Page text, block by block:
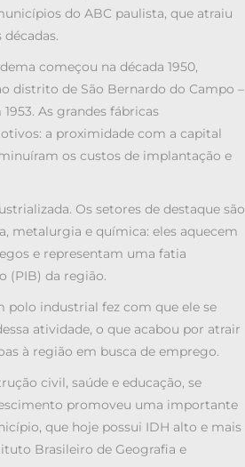
do ABC paulista, que atraiu
começou na década 1950,
distrito de São Bernardo do Campo –
As grandes fábricas
a proximidade com a capital
os custos de implantação e
Os setores de destaque são
metalurgia e química: eles aquecem
e representam uma fatia
(PIB) da região.
industrial fez com que ele se
atividade, o que acabou por atrair
à região em busca de emprego.
civil, saúde e educação, se
promoveu uma importante
que hoje possui IDH alto e mais
Brasileiro de Geografia e